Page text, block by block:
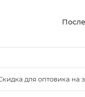
для оптовика